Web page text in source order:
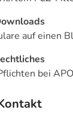
auf einen
bei